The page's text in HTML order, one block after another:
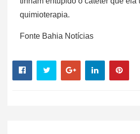
quimioterapia.
Fonte Bahia Notícias